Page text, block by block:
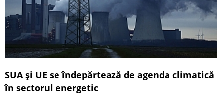
SUA și UE se îndepărtează de agenda climatică
în sectorul energetic